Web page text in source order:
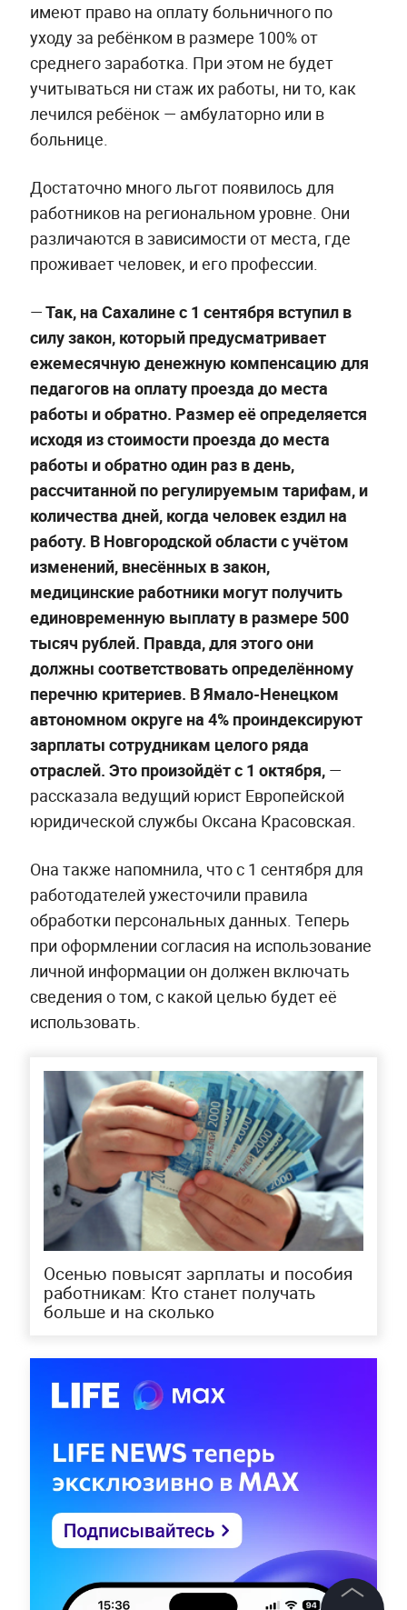
имеют право на оплату больничного по
уходу за ребёнком в размере 100% от
среднего заработка. При этом не будет
учитываться ни стаж их работы, ни то, как
лечился ребёнок — амбулаторно или в
больнице.
Достаточно много льгот появилось для
работников на региональном уровне. Они
различаются в зависимости от места, где
проживает человек, и его профессии.
—Так, на Сахалине с 1 сентября вступил в
силу закон, который предусматривает
ежемесячную денежную компенсацию для
педагогов на оплату проезда до места
работы и обратно. Размер её определяется
исходя из стоимости проезда до места
работы и обратно один раз в день,
рассчитанной по регулируемым тарифам, и
количества дней, когда человек ездил на
работу. В Новгородской области с учётом
изменений, внесённых в закон,
медицинские работники могут получить
единовременную выплату в размере 500
тысяч рублей. Правда, для этого они
должны соответствовать определённому
перечню критериев. В Ямало-Ненецком
автономном округе на 4% проиндексируют
зарплаты сотрудникам целого ряда
отраслей. Это произойдёт с 1 октября,—
рассказала ведущий юрист Европейской
юридической службы Оксана Красовская.
Она также напомнила, что с 1 сентября для
работодателей ужесточили правила
обработки персональных данных. Теперь
при оформлении согласия на использование
личной информации он должен включать
сведения о том, с какой целью будет её
использовать.
Осенью повысят зарплаты и пособия
работникам: Кто станет получать
больше и на сколько